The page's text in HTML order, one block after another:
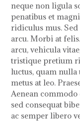
neque non ligula
penatibus et
ridiculus mus.
arcu. Morbi at
arcu, vehicula
tristique pretium
luctus, quam
metus at leo.
Aenean
sed consequat
ac semper libero